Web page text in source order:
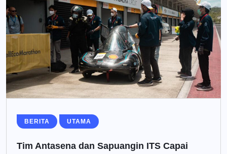
BERITA UTAMA
Tim Antasena dan Sapuangin ITS Capai